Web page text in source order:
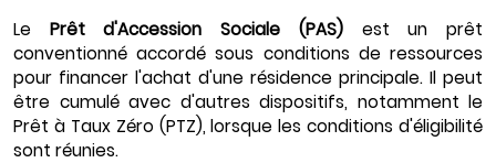
Le Prêt d'Accession Sociale (PAS)est un prêt
conventionné accordé sous conditions de ressources
pour financer l'achat d'une résidence principale. Il peut
être cumulé avec d'autres dispositifs, notamment le
Prêt à Taux Zéro (PTZ), lorsque les conditions d'éligibilité
sont réunies.